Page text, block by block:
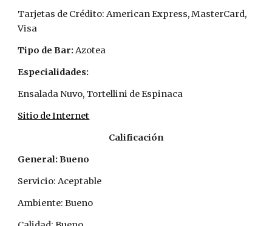
Tarjetas de Crédito: American Express, MasterCard,
Visa
Tipo de Bar: Azotea
Especialidades:
Ensalada Nuvo, Tortellini de Espinaca
Sitio de Internet
Calificación
General: Bueno
Servicio: Aceptable
Ambiente: Bueno